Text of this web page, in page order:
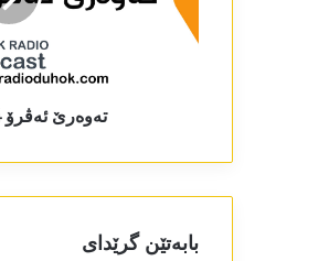
تەوەرێ ئەڤرۆ 24-7-2023
بابەتێن گرێدای